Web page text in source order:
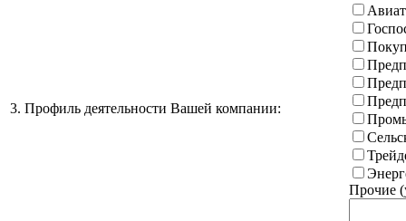
3. Профиль деятельности Вашей компании:
Прочие